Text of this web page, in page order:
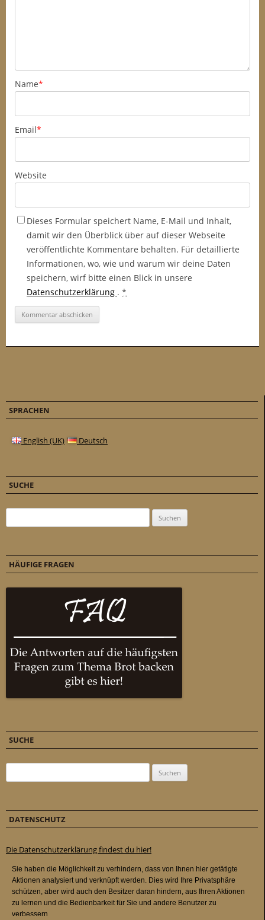
Name*
Email*
Website
Dieses Formular speichert Name, E-Mail und Inhalt,
damit wir den Überblick über auf dieser Webseite
veröffentlichte Kommentare behalten. Für detaillierte
Informationen, wo, wie und warum wir deine Daten
speichern, wirf bitte einen Blick in unsere
Datenschutzerklärung . *
SPRACHEN
English (UK) Deutsch
SUCHE
HÄUFIGE FRAGEN
SUCHE
DATENSCHUTZ
Die Datenschutzerklärung findest du hier!